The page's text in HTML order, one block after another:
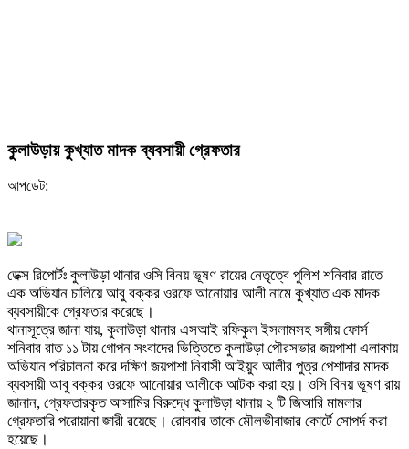
কুলাউড়ায় কুখ্যাত মাদক ব্যবসায়ী গ্রেফতার
আপডেট:
ডেক্স রিপোর্টঃ কুলাউড়া থানার ওসি বিনয় ভূষণ রায়ের নেতৃত্বে পুলিশ শনিবার রাতে
এক অভিযান চালিয়ে আবু বক্কর ওরফে আনোয়ার আলী নামে কুখ্যাত এক মাদক
ব্যবসায়ীকে গ্রেফতার করেছে।
থানাসূত্রে জানা যায়, কুলাউড়া থানার এসআই রফিকুল ইসলামসহ সঙ্গীয় ফোর্স
শনিবার রাত ১১ টায় গোপন সংবাদের ভিত্তিতে কুলাউড়া পৌরসভার জয়পাশা এলাকায়
অভিযান পরিচালনা করে দক্ষিণ জয়পাশা নিবাসী আইয়ুব আলীর পুত্র পেশাদার মাদক
ব্যবসায়ী আবু বক্কর ওরফে আনোয়ার আলীকে আটক করা হয়। ওসি বিনয় ভূষণ রায়
জানান, গ্রেফতারকৃত আসামির বিরুদ্ধে কুলাউড়া থানায় ২ টি জিআরি মামলার
গ্রেফতারি পরোয়ানা জারী রয়েছে। রোববার তাকে মৌলভীবাজার কোর্টে সোপর্দ করা
হয়েছে।